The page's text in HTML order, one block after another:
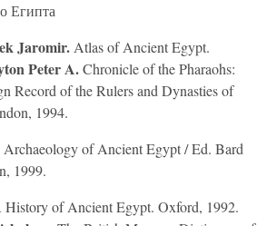
Египта
Jaromir. Atlas of Ancient Egypt.
Peter A.Chronicle of the Pharaohs:
Record of the Rulers and Dynasties of
1994.
of Ancient Egypt / Ed. Bard
1999.
History of Ancient Egypt. Oxford, 1992.